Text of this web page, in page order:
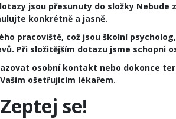
jsou přesunuty do složky Nebude
konkrétně a jasně.
pracoviště, což jsou školní
Při složitějším dotazu jsme schopni
osobní kontakt nebo dokonce
ošetřujícím lékařem.
Zeptej se!